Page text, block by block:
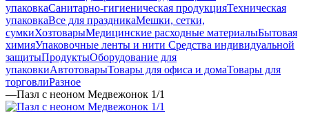
упаковкаСанитарно-гигиеническая продукцияТехническая
упаковкаВсе для праздникаМешки, сетки,
сумкиХозтоварыМедицинские расходные материалыБытовая
химияУпаковочные ленты и нити Средства индивидуальной
защитыПродуктыОборудование для
упаковкиАвтотоварыТовары для офиса и домаТовары для
торговлиРазное
—Пазл с неоном Медвежонок 1/1